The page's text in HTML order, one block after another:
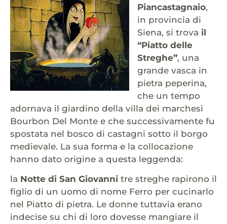
Piancastagnaio,
in provincia di
Siena, si trova il
“Piatto delle
Streghe”, una
grande vasca in
pietra peperina,
che un tempo
adornava il giardino della villa dei marchesi
Bourbon Del Monte e che successivamente fu
spostata nel bosco di castagni sotto il borgo
medievale. La sua forma e la collocazione
hanno dato origine a questa leggenda:
la Notte di San Giovanni tre streghe rapirono il
figlio di un uomo di nome Ferro per cucinarlo
nel Piatto di pietra. Le donne tuttavia erano
indecise su chi di loro dovesse mangiare il